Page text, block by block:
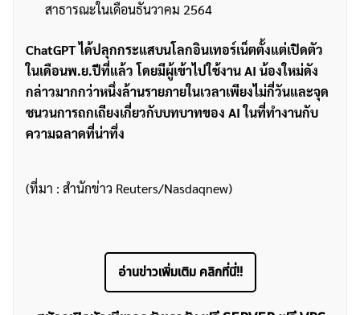
สาธารณะในเดือนธันวาคม 2564
ChatGPT ได้ปลุกกระแสบนโลกอินเทอร์เน็ตตั้งแต่เปิดตัว
ในเดือนพ.ย.ปีที่แล้ว โดยมีผู้เข้าไปใช้งาน AI น้องใหม่ดัง
กล่าวมากกว่าหนึ่งล้านรายภายในเวลาเพียงไม่กี่วันและจุด
ชนวนการถกเถียงเกี่ยวกับบทบาทของ AI ในที่ทำงานกับ
ความฉลาดที่น่าทึ่ง
(ที่มา : สำนักข่าว Reuters/Nasdaqnew)
อ่านข่าวเพิ่มเติม คลิกที่นี่!!